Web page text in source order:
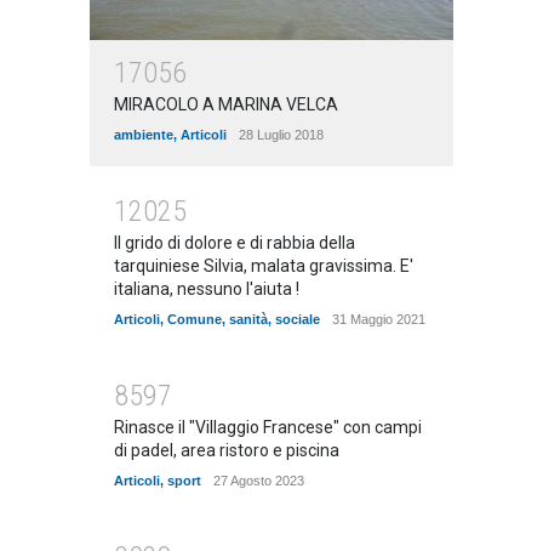
17056
MIRACOLO A MARINA VELCA
ambiente, Articoli 28 Luglio 2018
12025
Il grido di dolore e di rabbia della
tarquiniese Silvia, malata gravissima. E'
italiana, nessuno l'aiuta !
Articoli, Comune, sanità, sociale 31 Maggio 2021
8597
Rinasce il "Villaggio Francese" con campi
di padel, area ristoro e piscina
Articoli, sport 27 Agosto 2023